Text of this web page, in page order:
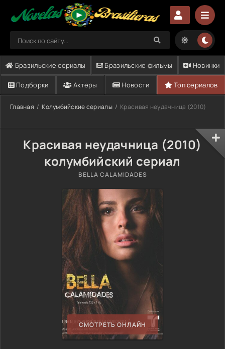
Бразильские сериалы Бразильские фильмы Новинки
Подборки Актеры Новости Топ сериалов
Главная Колумбийские сериалы Красивая неудачница (2010)
Красивая неудачница (2010)
колумбийский сериал
BELLA CALAMIDADES
СМОТРЕТЬ ОНЛАЙН